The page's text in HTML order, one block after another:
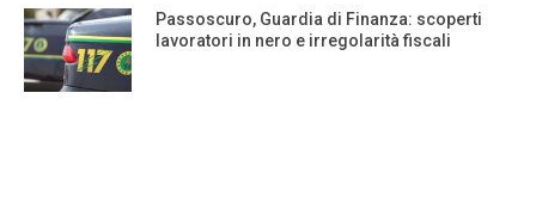
Passoscuro, Guardia di Finanza: scoperti
lavoratori in nero e irregolarità fiscali